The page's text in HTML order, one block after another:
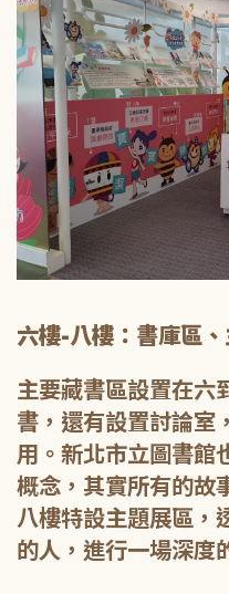
六樓-八樓：書庫區
主要藏書區設置在六
書，還有設置討論室
用。新北市立圖書館
概念，其實所有的故
八樓特設主題展區，
的人，進行一場深度